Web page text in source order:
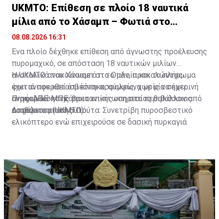
UKMTO: Επίθεση σε πλοίο 18 ναυτικά
μίλια από το Χάσαμπ – Φωτιά στο
σκάφος
08.08.2026 16:31
Ένα πλοίο δέχθηκε επίθεση από άγνωστης προέλευσης
πυρομαχικό, σε απόσταση 18 ναυτικών μιλίων
ανατολικά του Χάσαμπ στο Ομάν, προκαλώντας
φωτιά που κατασβέστηκε, σύμφωνα με μία σημερινή
ανακοίνωση της βρετανικής υπηρεσίας θαλάσσιας
ασφάλειας (UKMTO).
Η UKMTO ανακοίνωσε ότι το πλοίο και το πλήρωμα
έχει αναφερθεί ότι είναι ασφαλείς, χωρίς να έχει
αναφερθεί και κάποια επίπτωση στο περιβάλλον από
το περιστατικό αυτό.
Πηγή: ΑΠΕ-ΜΠΕ
Διαβάστε επίσης:Γιούτα: Συνετρίβη πυροσβεστικό
ελικόπτερο ενώ επιχειρούσε σε δασική πυρκαγιά